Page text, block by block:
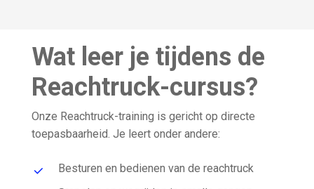
Wat leer je tijdens de
Reachtruck-cursus?
Onze Reachtruck-training is gericht op directe
toepasbaarheid. Je leert onder andere:
Besturen en bedienen van de reachtruck